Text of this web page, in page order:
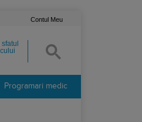
Contul Meu
Programari medic